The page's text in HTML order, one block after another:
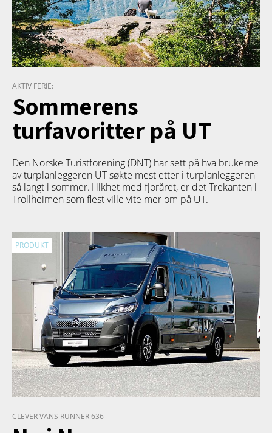
AKTIV FERIE:
Sommerens
turfavoritter på UT
Den Norske Turistforening (DNT) har sett på hva brukerne
av turplanleggeren UTsøkte mest etter i turplanleggeren
så langt i sommer. I likhet med fjoråret, er det Trekanten i
Trollheimen som flest ville vite mer om på UT.
PRODUKT
CLEVER VANS RUNNER 636